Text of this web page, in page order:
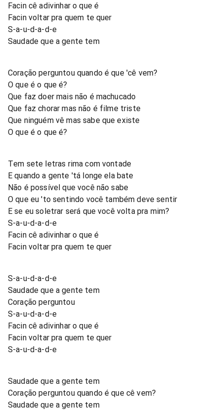
Facin cê adivinhar o que é
Facin voltar pra quem te quer
S-a-u-d-a-d-e
Saudade que a gente tem
Coração perguntou quando é que 'cê vem?
O que é o que é?
Que faz doer mais não é machucado
Que faz chorar mas não é filme triste
Que ninguém vê mas sabe que existe
O que é o que é?
Tem sete letras rima com vontade
E quando a gente 'tá longe ela bate
Não é possível que você não sabe
O que eu 'to sentindo você também deve sentir
E se eu soletrar será que você volta pra mim?
S-a-u-d-a-d-e
Facin cê adivinhar o que é
Facin voltar pra quem te quer
S-a-u-d-a-d-e
Saudade que a gente tem
Coração perguntou
S-a-u-d-a-d-e
Facin cê adivinhar o que é
Facin voltar pra quem te quer
S-a-u-d-a-d-e
Saudade que a gente tem
Coração perguntou quando é que cê vem?
Saudade que a gente tem